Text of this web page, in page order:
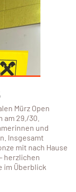
Mürz Open
am 29./30.
und
Insgesamt
mit nach Hause
herzlichen
im Überblick